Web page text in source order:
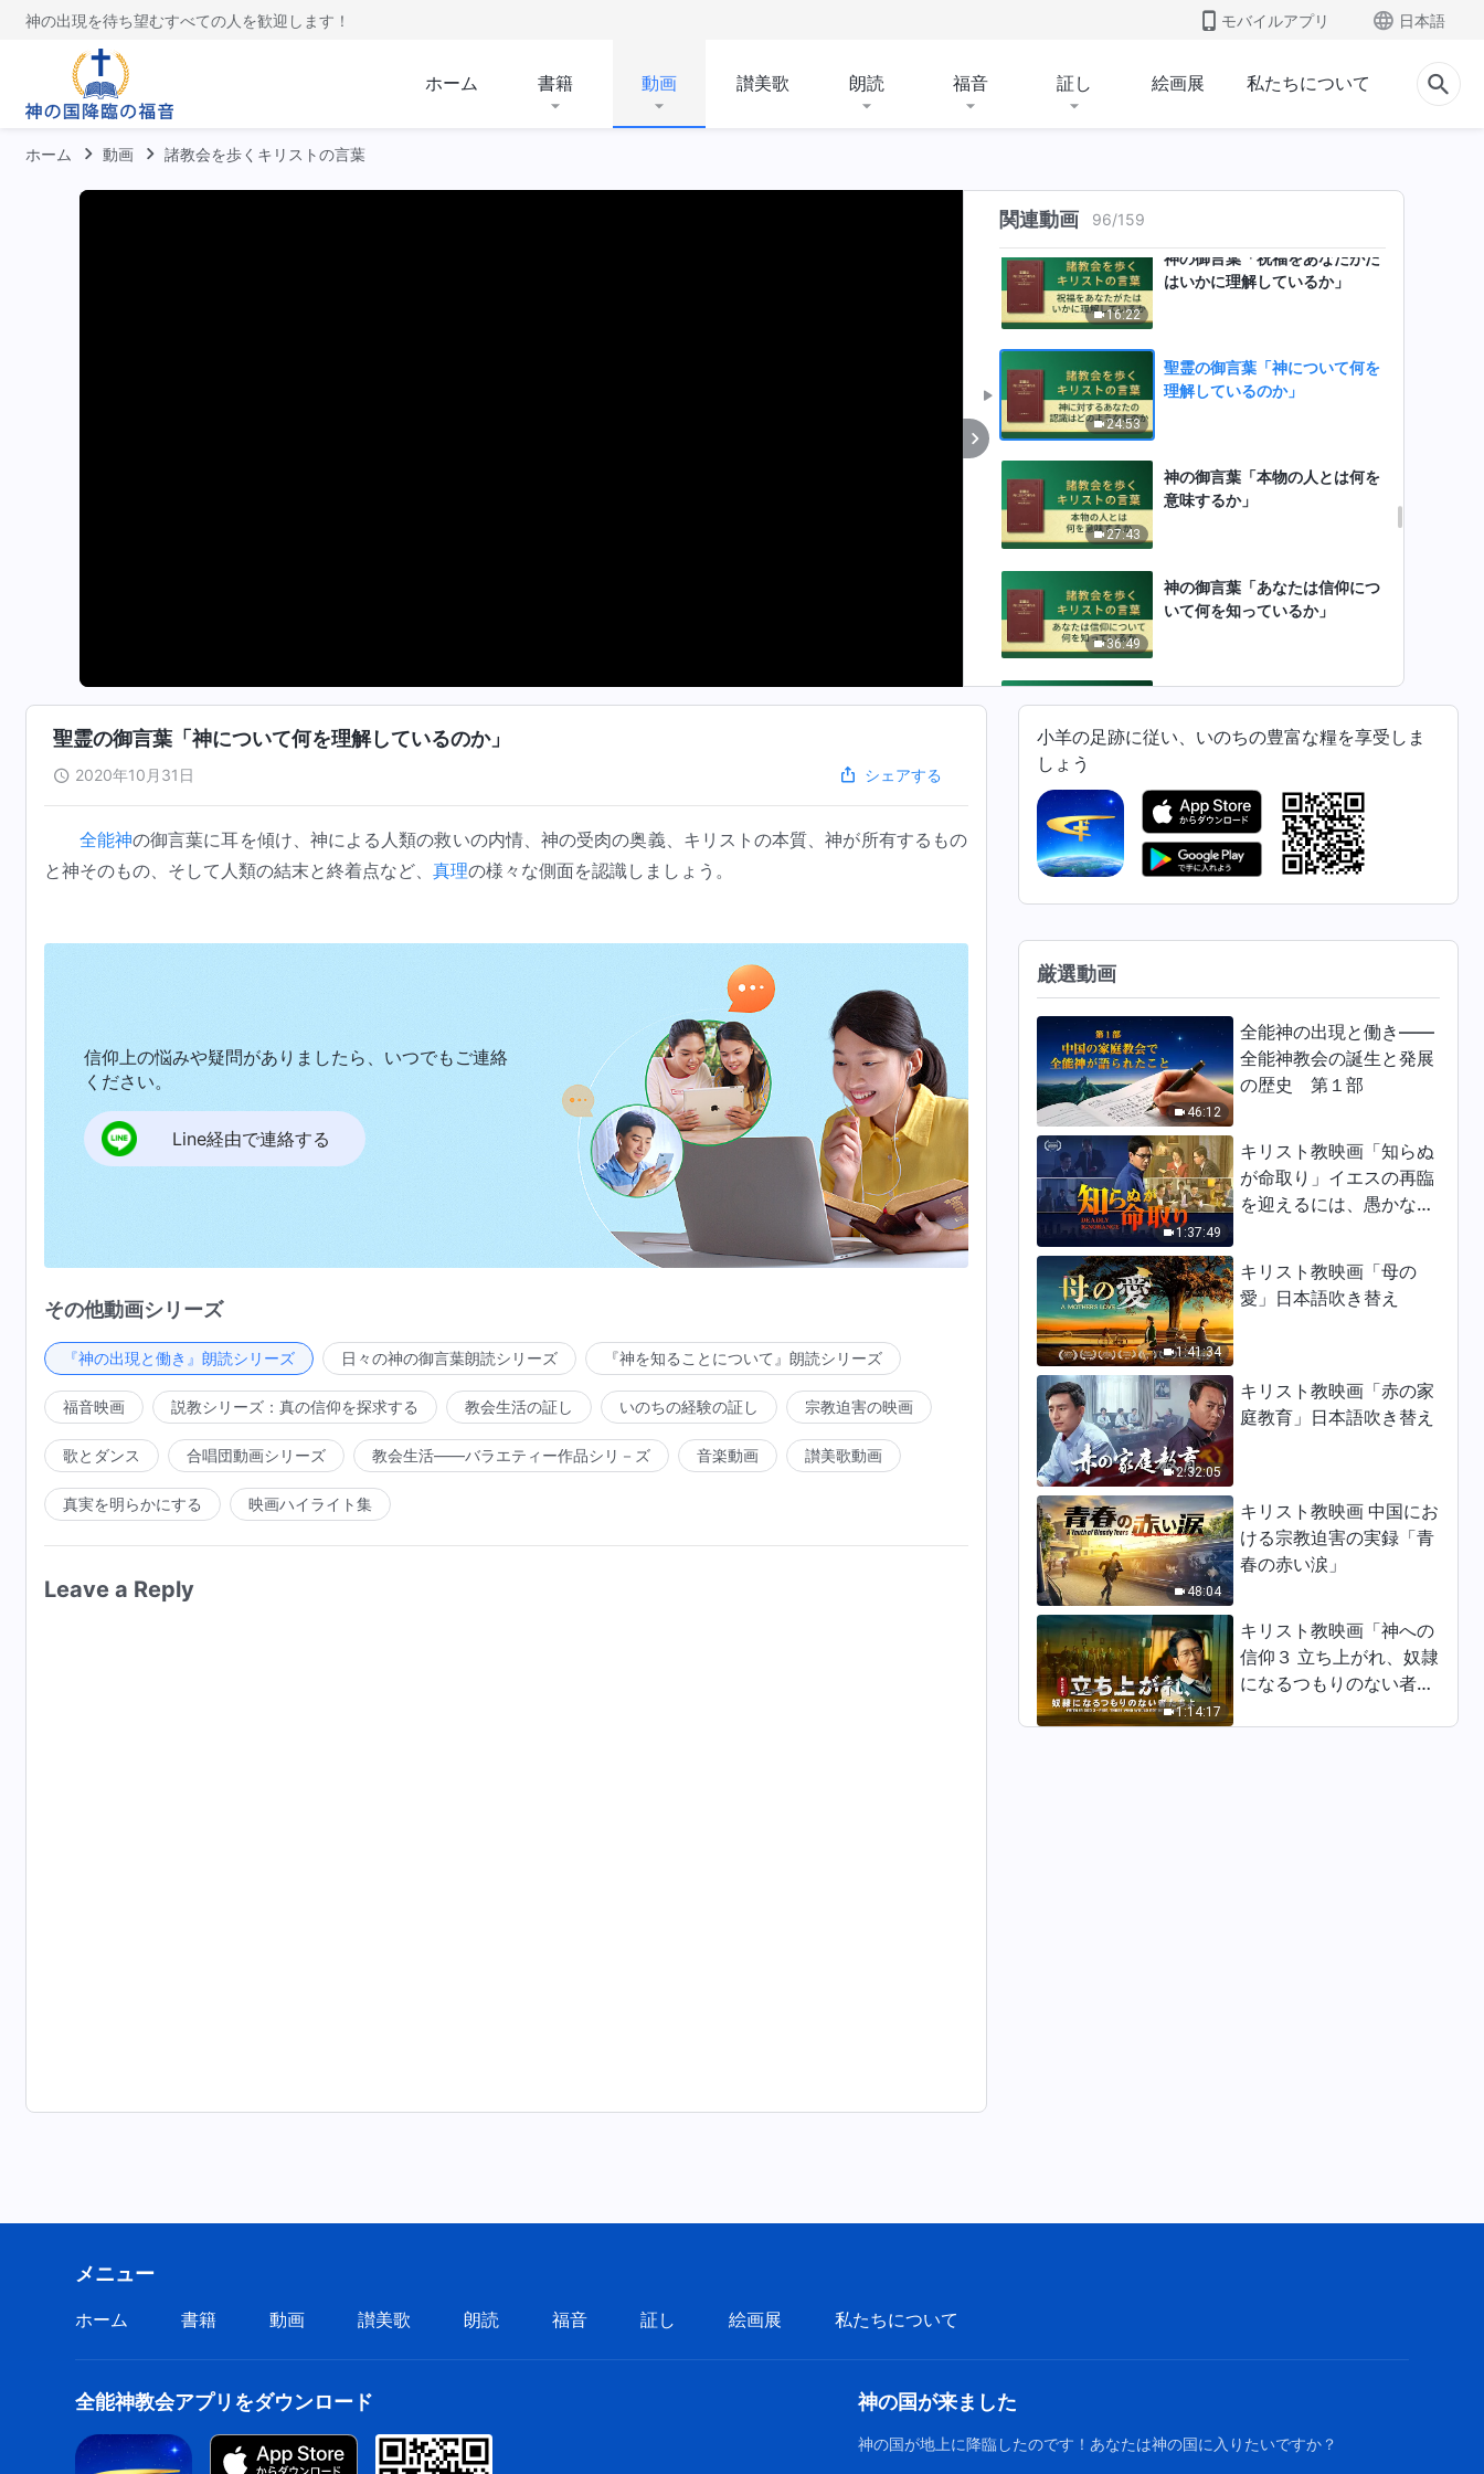
神の出現を待ち望むすべての人を歓迎します！ モバイルアプリ 日本語
ホーム 書籍 動画 讃美歌 朗読 福音 証し 絵画展 私たちについて
ホーム 動画 諸教会を歩くキリストの言葉
関連動画 96/159
はなかろうか」
16:22
神の御言葉「祝福をあなたがた
はいかに理解しているか」
24:53
聖霊の御言葉「神について何を
理解しているのか」
27:43
神の御言葉「本物の人とは何を
意味するか」
36:49
神の御言葉「あなたは信仰につ
いて何を知っているか」
らゆる悪事を後悔する」
30:03
神の御言葉「肉なる者は誰も怒
りの日を逃れることはできな
い」
19:11
「白い雲」に乗って戻って来
17:22
神の御言葉「福音を広める働き
は、人を救う働きでもある」
26:02
神の御言葉「あなたがたは人格
が卑しすぎる」
19:54
神の御言葉「律法の時代におけ
る働き」
21:41
神の御言葉「贖いの時代におけ
る働きについての真実」
29:13
神の御言葉「あなたは人間全体
が現在までどのように発展して
きたかを知るべきである」（前
半）
45:38
神の御言葉「あなたは人間全体
が現在までどのように発展して
きたかを知るべきである」（後
半）
神の御言葉「呼び名と身分につ
いて」（前半）
と人間の本分の違い」
聖霊の御言葉「神はすべての被
聖霊の御言葉「神について何を理解しているのか」
2020年10月31日 シェアする
全能神の御言葉に耳を傾け、神による人類の救いの内情、神の受肉の奥義、キリストの本質、神が所有するもの
と神そのもの、そして人類の結末と終着点など、 真理の様々な側面を認識しましょう。
信仰上の悩みや疑問がありましたら、いつでもご連絡
ください。
Line経由で連絡する
その他動画シリーズ
『神の出現と働き』朗読シリーズ 日々の神の御言葉朗読シリーズ 『神を知ることについて』朗読シリーズ
福音映画 説教シリーズ：真の信仰を探求する 教会生活の証し いのちの経験の証し 宗教迫害の映画
歌とダンス 合唱団動画シリーズ 教会生活――バラエティー作品シリ－ズ 音楽動画 讃美歌動画
真実を明らかにする 映画ハイライト集
Leave a Reply
小羊の足跡に従い、いのちの豊富な糧を享受しま
しょう
厳選動画
46:12
全能神の出現と働き——
全能神教会の誕生と発展
の歴史 第１部
1:37:49
キリスト教映画「知らぬ
が命取り」イエスの再臨
を迎えるには、愚かな乙
1:41:34
キリスト教映画「母の
愛」日本語吹き替え
2:32:05
キリスト教映画「赤の家
庭教育」日本語吹き替え
48:04
キリスト教映画 中国にお
ける宗教迫害の実録「青
春の赤い涙」
1:14:17
キリスト教映画「神への
信仰３ 立ち上がれ、奴隷
になるつもりのない者た
メニュー
ホーム 書籍 動画 讃美歌 朗読 福音 証し 絵画展 私たちについて
全能神教会アプリをダウンロード 神の国が来ました
神の国が地上に降臨したのです！あなたは神の国に入りたいですか？